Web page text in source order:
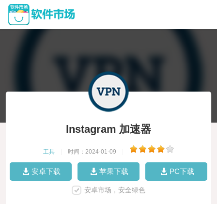
lnstagram 加速器
工具 时间：2024-01-09
安卓下载 苹果下载 PC下载
安卓市场，安全绿色